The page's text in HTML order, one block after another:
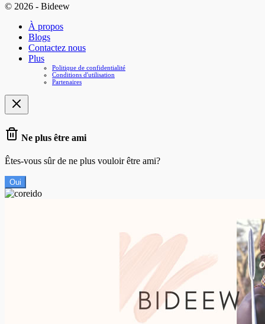
© 2026 - Bideew
À propos
Blogs
Contactez nous
Plus
Politique de confidentialité
Conditions d'utilisation
Partenaires
Ne plus être ami
Êtes-vous sûr de ne plus vouloir être ami?
Oui